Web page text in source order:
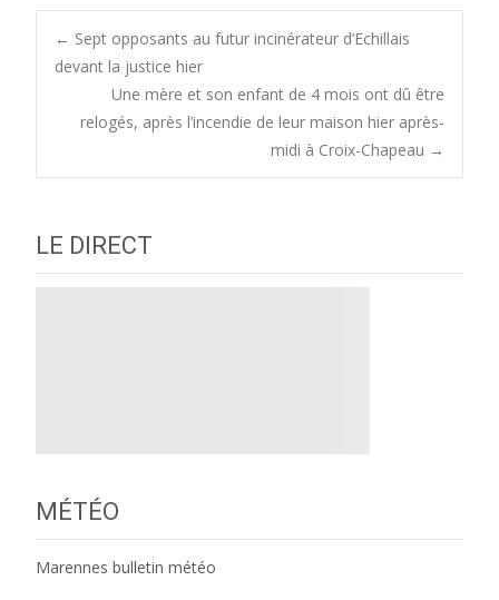
Post
navigation
← Sept opposants au futur incinérateur d’Echillais
devant la justice hier
Une mère et son enfant de 4 mois ont dû être
relogés, après l’incendie de leur maison hier après-
midi à Croix-Chapeau →
LE DIRECT
MÉTÉO
Marennes bulletin météo